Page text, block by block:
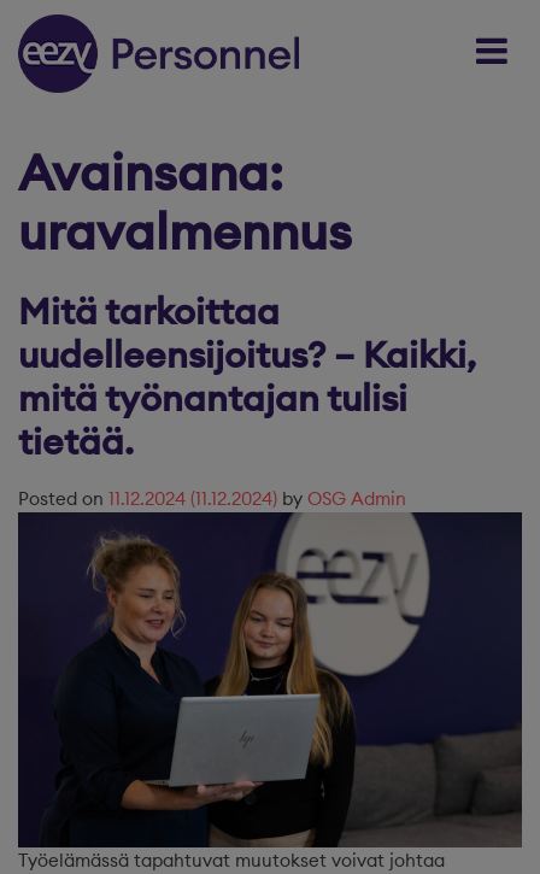
Skip to content
Avainsana:
uravalmennus
Mitä tarkoittaa
uudelleensijoitus? – Kaikki,
mitä työnantajan tulisi
tietää.
Posted on 11.12.2024 (11.12.2024) by OSG Admin
Työelämässä tapahtuvat muutokset voivat johtaa